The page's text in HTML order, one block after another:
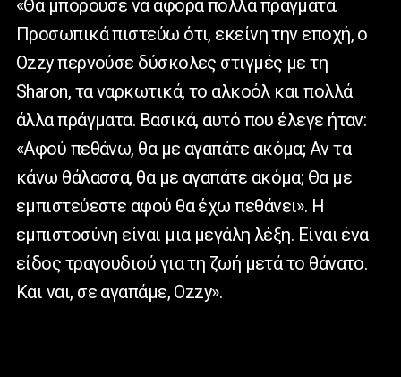
«Θα μπορούσε να αφορά πολλά πράγματα.
Προσωπικά πιστεύω ότι, εκείνη την εποχή, ο
Ozzy περνούσε δύσκολες στιγμές με τη
Sharon, τα ναρκωτικά, το αλκοόλ και πολλά
άλλα πράγματα. Βασικά, αυτό που έλεγε ήταν:
«Αφού πεθάνω, θα με αγαπάτε ακόμα; Αν τα
κάνω θάλασσα, θα με αγαπάτε ακόμα; Θα με
εμπιστεύεστε αφού θα έχω πεθάνει». Η
εμπιστοσύνη είναι μια μεγάλη λέξη. Είναι ένα
είδος τραγουδιού για τη ζωή μετά το θάνατο.
Και ναι, σε αγαπάμε, Ozzy».